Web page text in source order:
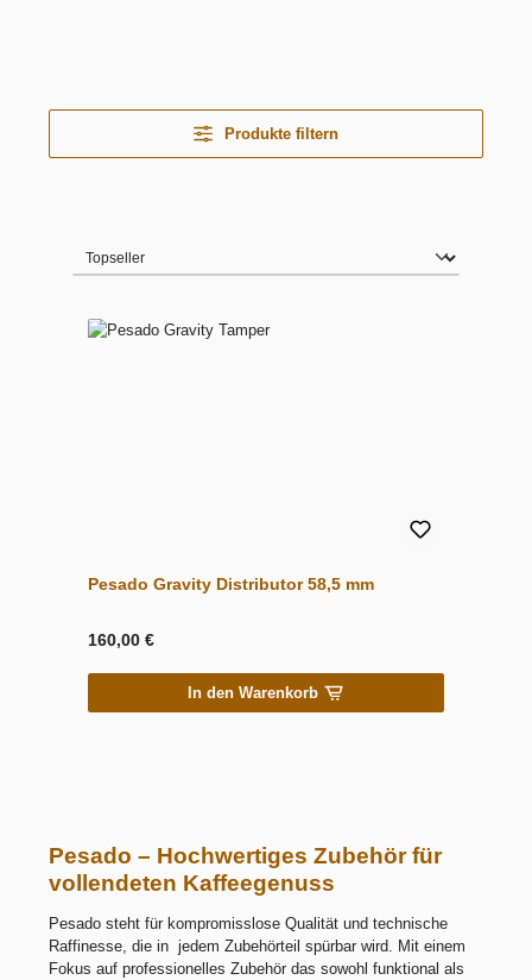
Produkte filtern
Pesado Gravity Distributor 58,5 mm
160,00 €
In den Warenkorb
Pesado – Hochwertiges Zubehör für
vollendeten Kaffeegenuss
Pesado steht für kompromisslose Qualität und technische
Raffinesse, die in jedem Zubehörteil spürbar wird. Mit einem
Fokus auf professionelles Zubehör das sowohl funktional als